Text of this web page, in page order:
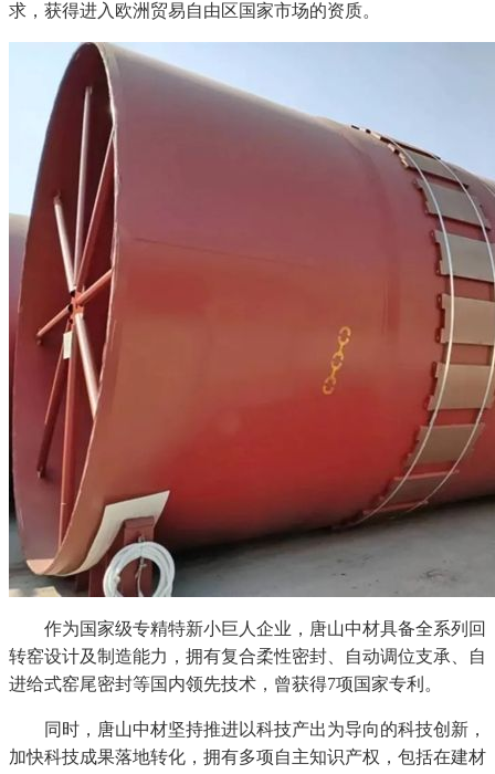
求，获得进入欧洲贸易自由区国家市场的资质。
作为国家级专精特新小巨人企业，唐山中材具备全系列回
转窑设计及制造能力，拥有复合柔性密封、自动调位支承、自
进给式窑尾密封等国内领先技术，曾获得7项国家专利。
同时，唐山中材坚持推进以科技产出为导向的科技创新，
加快科技成果落地转化，拥有多项自主知识产权，包括在建材